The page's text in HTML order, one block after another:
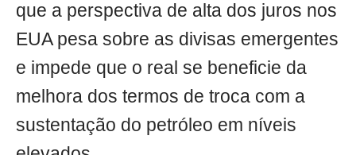
que a perspectiva de alta dos juros nos
EUA pesa sobre as divisas emergentes
e impede que o real se beneficie da
melhora dos termos de troca com a
sustentação do petróleo em níveis